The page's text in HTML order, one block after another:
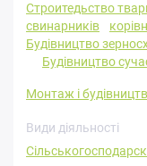
Строитедьство
свинарників
Будівництво
Будівництво
Монтаж і
Види діяльності